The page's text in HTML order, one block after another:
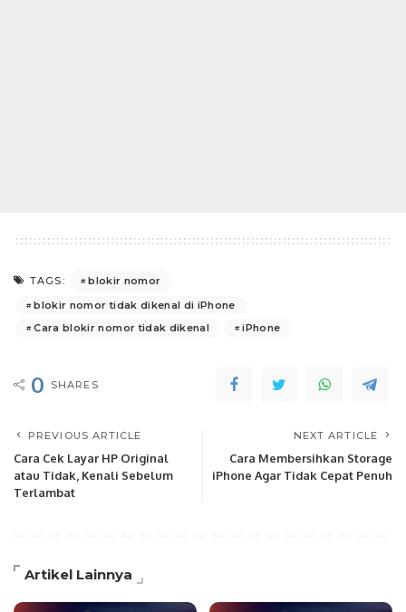
TAGS:
blokir nomor
blokir nomor tidak dikenal di iPhone
Cara blokir nomor tidak dikenal
iPhone
0 SHARES
PREVIOUS ARTICLE
Cara Cek Layar HP Original
atau Tidak, Kenali Sebelum
Terlambat
NEXT ARTICLE
Cara Membersihkan Storage
iPhone Agar Tidak Cepat Penuh
Artikel Lainnya